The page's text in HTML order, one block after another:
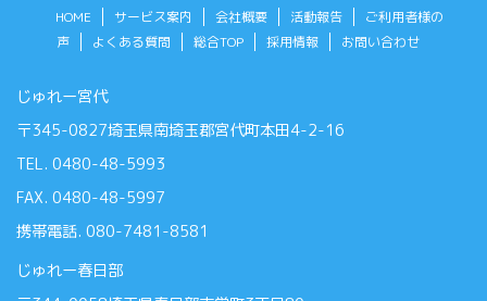
HOME サービス案内 会社概要 活動報告
ご利用者様の
声
よくある質問 総合TOP 採用情報 お問い合わせ
じゅれー宮代
〒345-0827埼玉県南埼玉郡宮代町本田4-2-16
TEL. 0480-48-5993
FAX. 0480-48-5997
携帯電話. 080-7481-8581
じゅれー春日部